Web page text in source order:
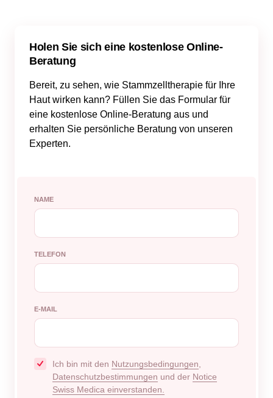
Holen Sie sich eine kostenlose Online-
Beratung
Bereit, zu sehen, wie Stammzelltherapie für Ihre
Haut wirken kann? Füllen Sie das Formular für
eine kostenlose Online-Beratung aus und
erhalten Sie persönliche Beratung von unseren
Experten.
NAME
TELEFON
E-MAIL
Ich bin mit den Nutzungsbedingungen
Datenschutzbestimmungen und der Notice
Swiss Medica einverstanden.